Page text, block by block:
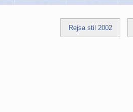
Rejsa stil 2002